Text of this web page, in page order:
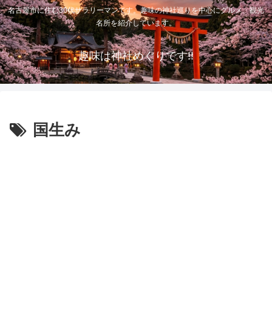
名古屋市に住む30代サラリーマンです。趣味の神社巡りを中心にグルメ、観光
名所を紹介しています。
趣味は神社めぐりです!!
国生み